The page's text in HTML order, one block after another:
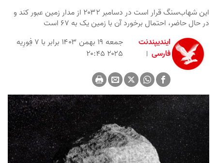
این شهاب‌سنگ قرار است در دسامبر ۲۰۳۲ از مدار زمین عبور کند و
در حال حاضر، احتمال برخورد آن با زمین یک به ۶۷ است
ایندیپندنت
فارسی
جمعه ۱۹ بهمن ۱۴۰۳ برابر با ۷ فِورِیه
۲۰۲۵ ۲۰:۴۵